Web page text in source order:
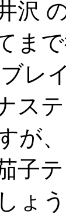
沢
ま
レ
ス
が
子
ょ